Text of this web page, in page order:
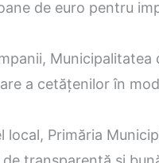
de euro pentru
Municipalitatea
a cetăţenilor în
local, Primăria